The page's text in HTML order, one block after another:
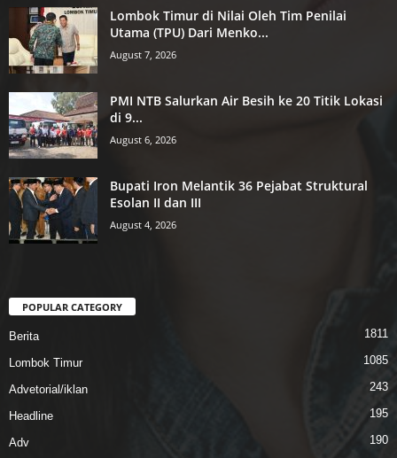
Lombok Timur di Nilai Oleh Tim Penilai
Utama (TPU) Dari Menko...
August 7, 2026
PMI NTB Salurkan Air Besih ke 20 Titik Lokasi
di 9...
August 6, 2026
Bupati Iron Melantik 36 Pejabat Struktural
Esolan II dan III
August 4, 2026
POPULAR CATEGORY
Berita 1811
Lombok Timur 1085
Advetorial/iklan 243
Headline 195
Adv 190